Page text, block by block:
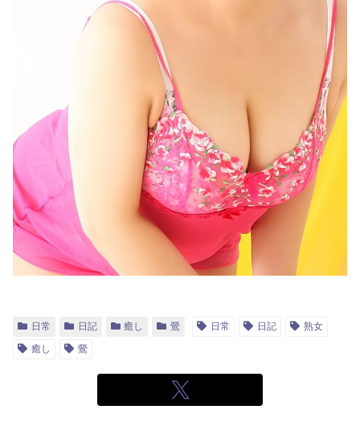
日常 日記 癒し 鶯 日常 日記
熟女
癒し
鶯